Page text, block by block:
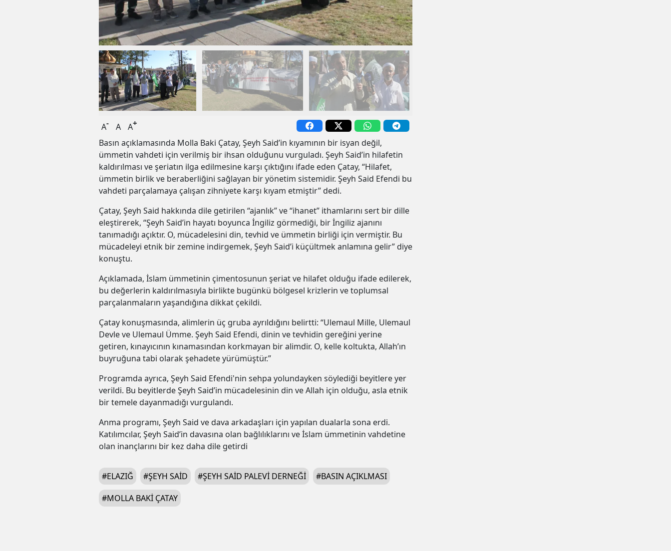
A- A A+
Basın açıklamasında Molla Baki Çatay, Şeyh Said’in kıyamının bir isyan değil,
ümmetin vahdeti için verilmiş bir ihsan olduğunu vurguladı. Şeyh Said’in hilafetin
kaldırılması ve şeriatın ilga edilmesine karşı çıktığını ifade eden Çatay, “Hilafet,
ümmetin birlik ve beraberliğini sağlayan bir yönetim sistemidir. Şeyh Said Efendi bu
vahdeti parçalamaya çalışan zihniyete karşı kıyam etmiştir” dedi.
Çatay, Şeyh Said hakkında dile getirilen “ajanlık” ve “ihanet” ithamlarını sert bir dille
eleştirerek, “Şeyh Said’in hayatı boyunca İngiliz görmediği, bir İngiliz ajanını
tanımadığı açıktır. O, mücadelesini din, tevhid ve ümmetin birliği için vermiştir. Bu
mücadeleyi etnik bir zemine indirgemek, Şeyh Said’i küçültmek anlamına gelir” diye
konuştu.
Açıklamada, İslam ümmetinin çimentosunun şeriat ve hilafet olduğu ifade edilerek,
bu değerlerin kaldırılmasıyla birlikte bugünkü bölgesel krizlerin ve toplumsal
parçalanmaların yaşandığına dikkat çekildi.
Çatay konuşmasında, alimlerin üç gruba ayrıldığını belirtti: “Ulemaul Mille, Ulemaul
Devle ve Ulemaul Ümme. Şeyh Said Efendi, dinin ve tevhidin gereğini yerine
getiren, kınayıcının kınamasından korkmayan bir alimdir. O, kelle koltukta, Allah’ın
buyruğuna tabi olarak şehadete yürümüştür.”
Programda ayrıca, Şeyh Said Efendi'nin sehpa yolundayken söylediği beyitlere yer
verildi. Bu beyitlerde Şeyh Said’in mücadelesinin din ve Allah için olduğu, asla etnik
bir temele dayanmadığı vurgulandı.
Anma programı, Şeyh Said ve dava arkadaşları için yapılan dualarla sona erdi.
Katılımcılar, Şeyh Said’in davasına olan bağlılıklarını ve İslam ümmetinin vahdetine
olan inançlarını bir kez daha dile getirdi
#ELAZIĞ #ŞEYH SAID #ŞEYH SAID PALEVI DERNEĞI #BASIN AÇIKLMASI
#MOLLA BAKI ÇATAY